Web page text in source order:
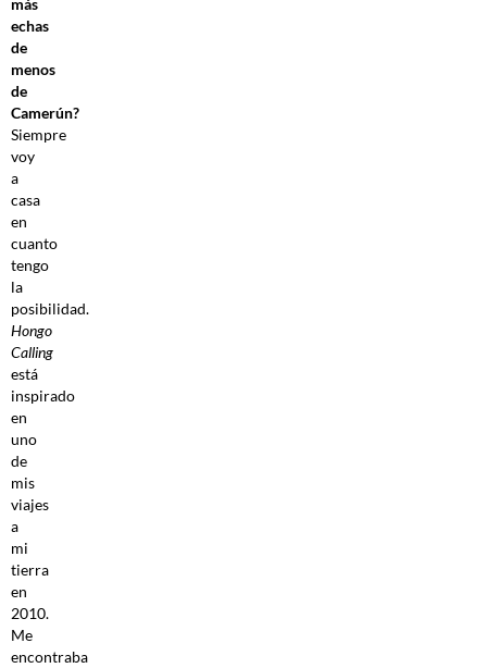
más
echas
de
menos
de
Camerún?
Siempre
voy
a
casa
en
cuanto
tengo
la
posibilidad.
Hongo
Calling
está
inspirado
en
uno
de
mis
viajes
a
mi
tierra
en
2010.
Me
encontraba